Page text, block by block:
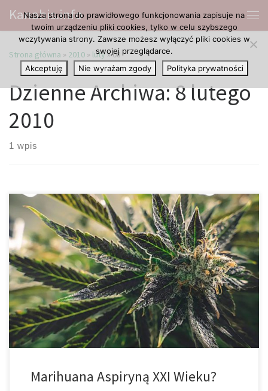
Przejdź do treści
Kanabis.info
Strona główna » 2010 » luty» 08
Dzienne Archiwa:8 lutego
2010
1 wpis
Większa część ludzi słysząc o marihuanie od razu ma przed
oczami obraz narkomana ze strzykawką i agresywnych ćpunów.
Jest to jednak najbardziej błędna wizja na temat tej rośliny, jaką
tylko można mieć. Coraz więcej badań pokazuje, że marihuana
ma pozytywny wpływ na ludzki organizm i że może go skutecznie
chronić. […]
Marihuana Aspiryną XXI Wieku?
Nasza strona do prawidłowego funkcjonowania zapisuje na
twoim urządzeniu pliki cookies, tylko w celu szybszego
wczytywania strony. Zawsze możesz wyłączyć pliki cookies w
swojej przeglądarce.
Akceptuję
Nie wyrażam zgody Polityka prywatności